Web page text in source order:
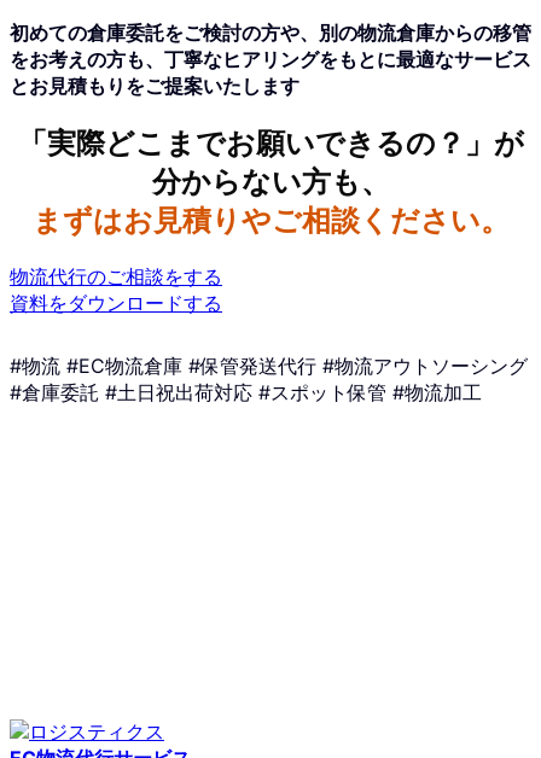
初めての倉庫委託をご検討の方や、別の物流倉庫からの移管
をお考えの方も、丁寧なヒアリングをもとに最適なサービス
とお見積もりをご提案いたします
「実際どこまでお願いできるの？」が
分からない方も、
まずはお見積りやご相談ください。
物流代行のご相談をする
資料をダウンロードする
#物流 #EC物流倉庫 #保管発送代行 #物流アウトソーシング
#倉庫委託 #土日祝出荷対応 #スポット保管 #物流加工